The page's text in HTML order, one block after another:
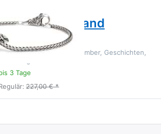
Armband
Armband für den September, Geschichten,
3 Tage
227,00 € *